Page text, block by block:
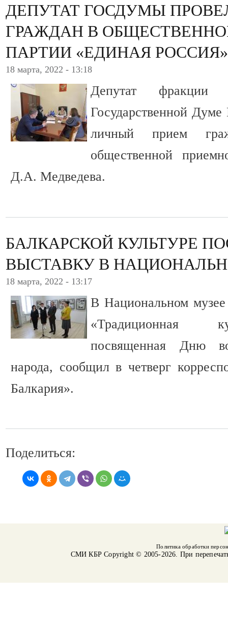
ДЕПУТАТ ГОСДУМЫ
ГРАЖДАН В
ПАРТИИ «ЕДИНАЯ
18 марта, 2022 - 13:18
Депутат
Государственной
личный прием
общественной
Д.А. Медведева.
БАЛКАРСКОЙ КУЛЬТУРЕ
ВЫСТАВКУ В
18 марта, 2022 - 13:17
В Национальном
«Традиционная
посвященная Дню
народа, сообщил в четверг
Балкария».
Поделиться:
Политика обработки
СМИ КБРCopyright © 2005-2026. При